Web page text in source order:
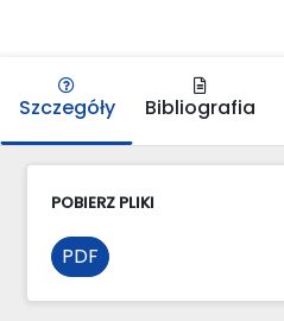
Szczegóły Bibliografia
POBIERZ PLIKI
PDF